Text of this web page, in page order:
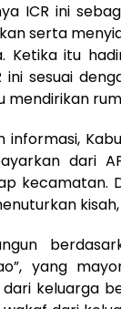
ICR ini
serta
Ketika itu
ini sesuai
mendirikan
informasi,
dari
kecamatan.
yang
dari keluarga